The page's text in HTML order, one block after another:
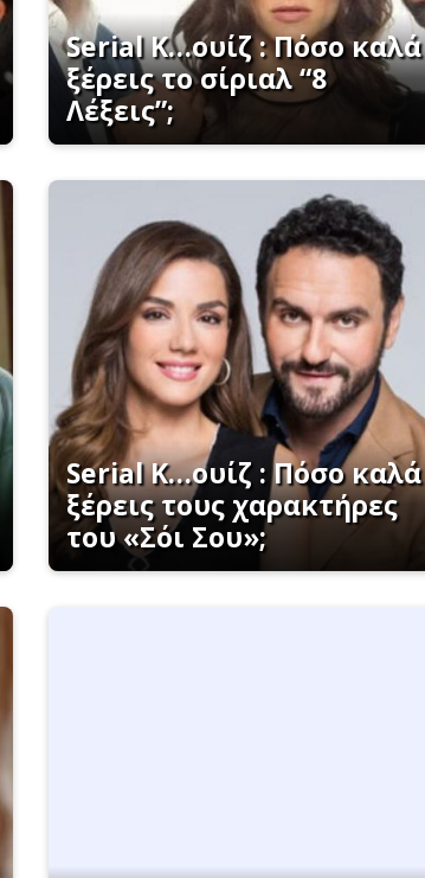
Serial K…ουίζ : Πόσο καλά
ξέρεις το σίριαλ “8
Λέξεις”;
Serial K…ουίζ : Πόσο καλά
ξέρεις τους χαρακτήρες
του «Σόι Σου»;